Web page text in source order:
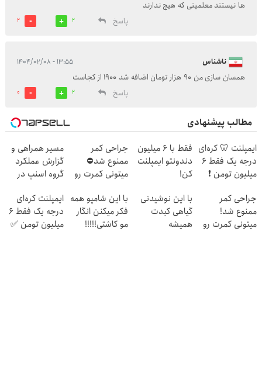
ها نیستند معلمینی که هیچ ندارند
پاسخ
2
2
ناشناس ۱۳:۵۵ - ۱۴۰۴/۰۲/۰۸
همسان سازی من 90 هزار تومان اضافه شد 1900 از کجاست
پاسخ
2
0
مطالب پیشنهادی
ایمپلنت 🦷 کره‌ای
درجه یک فقط 6
میلیون تومن ❗
فقط با 6 میلیون
دندونتو ایمپلنت
کن!
جراحی کمر
ممنوع شد⛔
میتونی کمرت رو
کنی! 👈🏻
پرسش‌نامه
مسیر همراهی و
گزارش عملکرد
گروه اسنپ در
جراحی کمر
ممنوع شد!
میتونی کمرت رو
با این نوشیدنی
گیاهی کبدت
همیشه
با این شامپو همه
فکر میکنن انگار
مو کاشتی!!!!!
ایمپلنت کره‌ای
درجه یک فقط 6
میلیون تومن ✅